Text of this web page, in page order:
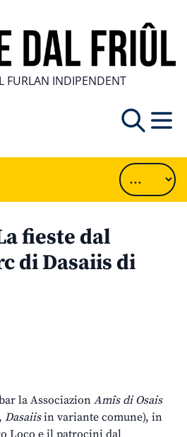
FURLAN INDIPENDENT
fieste dal
di Dasaiis di
la Associazion Amîs di Osais
Dasaiisin variante comune), in